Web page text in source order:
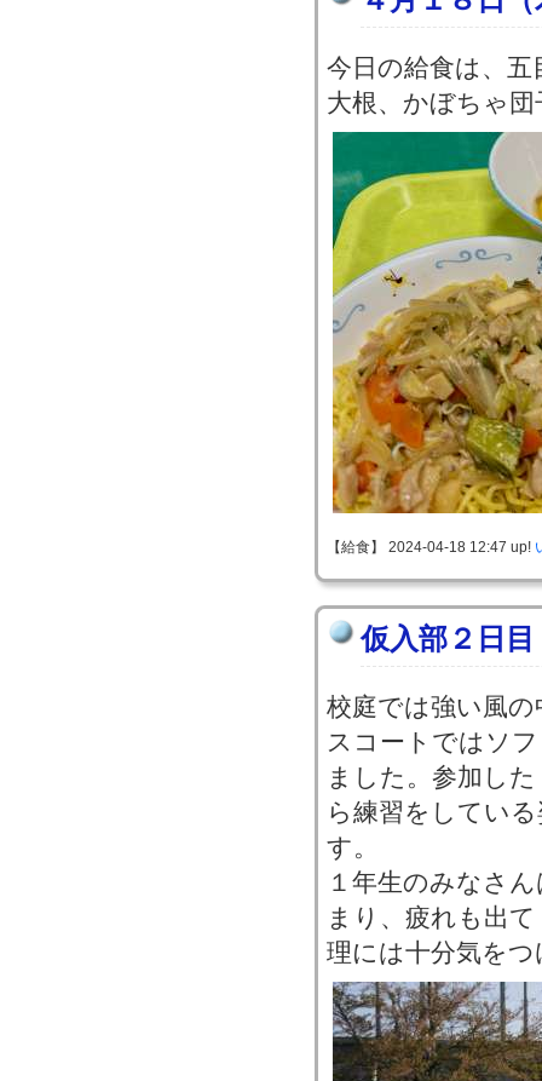
今日の給食は、
大根、かぼちゃ
【給食】 2024-04-18 12:47 up!
仮入部２日
校庭では強い風
スコートではソ
ました。参加し
ら練習をしてい
す。
１年生のみなさ
まり、疲れも出
理には十分気を